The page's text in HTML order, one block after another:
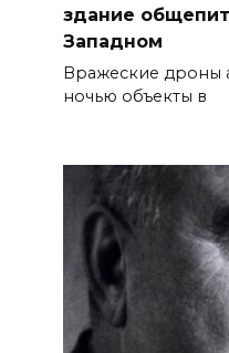
здание
Западном
Вражеские дроны
ночью объекты в